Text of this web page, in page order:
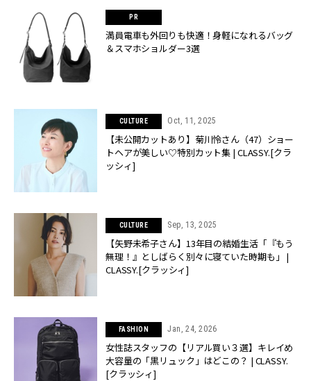
満員電車も外回りも快適！身軽になれるバッグ
＆スマホショルダー3選
CULTURE Oct, 11, 2025
【未公開カットあり】菊川怜さん（47）ショー
トヘアが美しい♡特別カット集 | CLASSY.[クラ
ッシィ]
CULTURE Sep, 13, 2025
【矢野未希子さん】13年目の結婚生活「『もう
無理！』としばらく別々に寝ていた時期も」 |
CLASSY.[クラッシィ]
FASHION Jan, 24, 2026
女性誌スタッフの【リアル買い３選】キレイめ
大容量の「黒リュック」はどこの？ | CLASSY.
[クラッシィ]